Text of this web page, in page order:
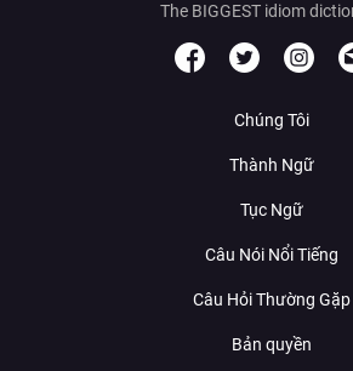
The BIGGEST idiom
Chúng Tôi
Thành Ngữ
Tục Ngữ
Câu Nói Nổi Tiếng
Câu Hỏi Thường Gặp
Bản quyền